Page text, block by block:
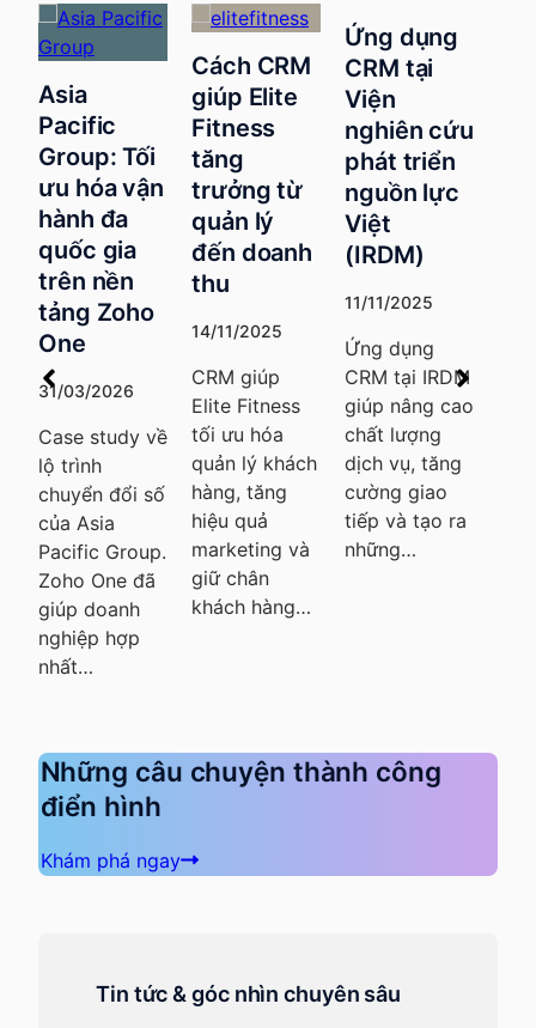
Cách CRM
giúp Elite
Fitness
tăng
trưởng từ
quản lý
đến doanh
thu
14/11/2025
CRM giúp
Elite Fitness
tối ưu hóa
quản lý khách
hàng, tăng
hiệu quả
marketing và
giữ chân
khách hàng…
Ứng dụng
CRM tại
Viện
nghiên cứu
phát triển
nguồn lực
Việt
(IRDM)
Ứng dụng
CRM tại IRDM
giúp nâng cao
chất lượng
dịch vụ, tăng
cường giao
tiếp và tạo ra
những…
MyStorage
: Tối ưu
Pipeline
bán hàng
với Zoho
CRM
07/03/2025
Với các tính
năng tối ưu
kết hợp cùng
Zoho Desk,
Zoho CRM đã
Những câu chuyện thành công
điển hình
Khám phá ngay
Tin tức & góc nhìn chuyên sâu